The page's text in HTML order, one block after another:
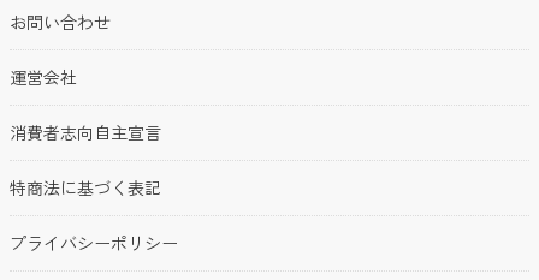
お問い合わせ
運営会社
消費者志向自主宣言
特商法に基づく表記
プライバシーポリシー